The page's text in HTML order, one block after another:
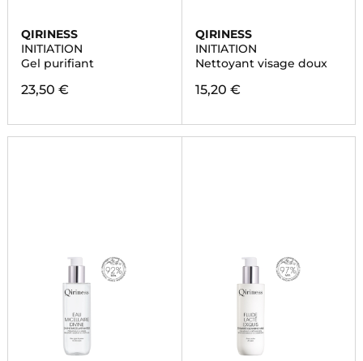
QIRINESS
INITIATION
Gel purifiant
23,50 €
QIRINESS
INITIATION
Nettoyant visage doux
15,20 €